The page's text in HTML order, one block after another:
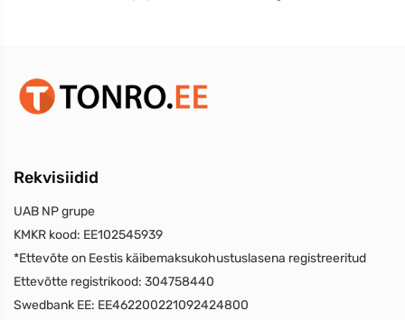
Rekvisiidid
UAB NP grupe
KMKR kood: EE102545939
*Ettevõte on Eestis käibemaksukohustuslasena registreeritud
Ettevõtte registrikood: 304758440
Swedbank EE: EE462200221092424800